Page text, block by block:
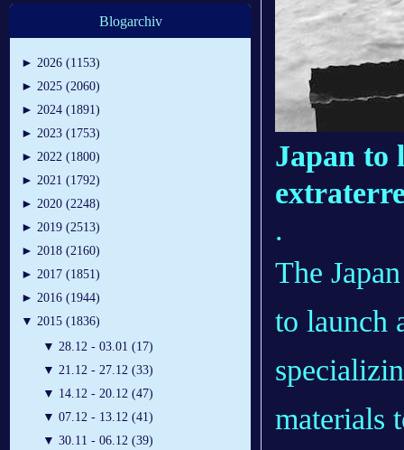
Blogarchiv
► 2026 (1153)
► 2025 (2060)
► 2024 (1891)
► 2023 (1753)
► 2022 (1800)
► 2021 (1792)
► 2020 (2248)
► 2019 (2513)
► 2018 (2160)
► 2017 (1851)
► 2016 (1944)
▼ 2015 (1836)
▼ 28.12 - 03.01 (17)
▼ 21.12 - 27.12 (33)
▼ 14.12 - 20.12 (47)
▼ 07.12 - 13.12 (41)
▼ 30.11 - 06.12 (39)
Japan to
.
The
to launch
materials